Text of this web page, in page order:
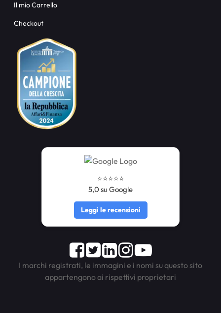
Il mio Carrello
Checkout
⭐️⭐️⭐️⭐️⭐️
5,0 su Google
Leggi le recensioni
Facebook
TwitterLinkedInInstagram
Youtube
I marchi registrati, le immagini e i nomi su questo sito
appartengono ai rispettivi proprietari